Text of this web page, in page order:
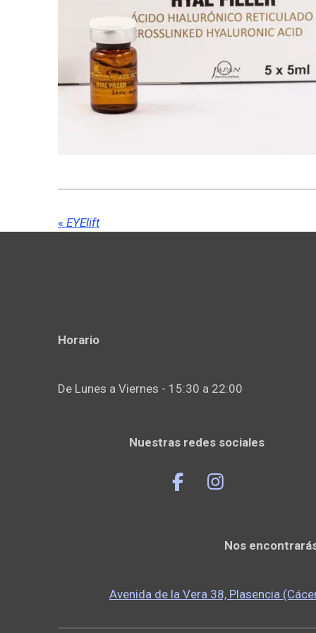
« EYElift
Horario
De Lunes a Viernes - 15:30 a 22:00
Nuestras redes sociales
F
o
I
r
Nos
Avenida de la Vera 38, Plasencia